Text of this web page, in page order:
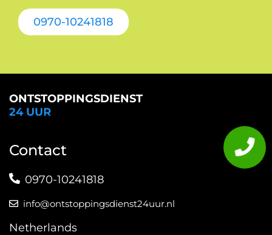
0970-10241818
ONTSTOPPINGSDIENST
24 UUR
Contact
0970-10241818
info@ontstoppingsdienst24uur.nl
Netherlands